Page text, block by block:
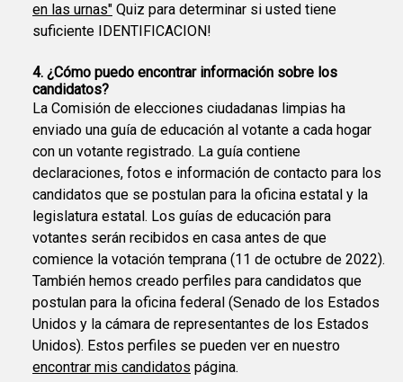
en las urnas" Quiz para determinar si usted tiene
suficiente IDENTIFICACION!
4. ¿Cómo puedo encontrar información sobre los
candidatos?
La Comisión de elecciones ciudadanas limpias ha
enviado una guía de educación al votante a cada hogar
con un votante registrado. La guía contiene
declaraciones, fotos e información de contacto para los
candidatos que se postulan para la oficina estatal y la
legislatura estatal. Los guías de educación para
votantes serán recibidos en casa antes de que
comience la votación temprana (11 de octubre de 2022).
También hemos creado perfiles para candidatos que
postulan para la oficina federal (Senado de los Estados
Unidos y la cámara de representantes de los Estados
Unidos). Estos perfiles se pueden ver en nuestro
encontrar mis candidatos página.